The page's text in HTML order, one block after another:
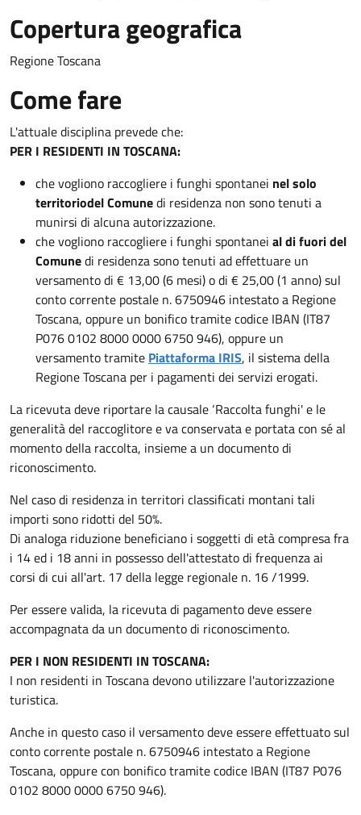
Copertura geografica
Regione Toscana
Come fare
L'attuale disciplina prevede che:
PER I RESIDENTI IN TOSCANA:
che vogliono raccogliere i funghi spontanei nel solo
territoriodel Comunedi residenza non sono tenuti a
munirsi di alcuna autorizzazione.
che vogliono raccogliere i funghi spontanei al di fuori del
Comunedi residenza sono tenuti ad effettuare un
versamento di € 13,00 (6 mesi) o di € 25,00 (1 anno) sul
conto corrente postale n. 6750946 intestato a Regione
Toscana, oppure un bonifico tramite codice IBAN (IT87
P076 0102 8000 0000 6750 946), oppure un
versamento tramite Piattaforma IRIS, il sistema della
Regione Toscana per i pagamenti dei servizi erogati.
La ricevuta deve riportare la causale ‘Raccolta funghi' e le
generalità del raccoglitore e va conservata e portata con sé al
momento della raccolta, insieme a un documento di
riconoscimento.
Nel caso di residenza in territori classificati montani tali
importi sono ridotti del 50%.
Di analoga riduzione beneficiano i soggetti di età compresa fra
i 14 ed i 18 anni in possesso dell'attestato di frequenza ai
corsi di cui all'art. 17 della legge regionale n. 16 /1999.
Per essere valida, la ricevuta di pagamento deve essere
accompagnata da un documento di riconoscimento.
PER I NON RESIDENTI IN TOSCANA:
I non residenti in Toscana devono utilizzare l'autorizzazione
turistica.
Anche in questo caso il versamento deve essere effettuato sul
conto corrente postale n. 6750946 intestato a Regione
Toscana, oppure con bonifico tramite codice IBAN (IT87 P076
0102 8000 0000 6750 946).